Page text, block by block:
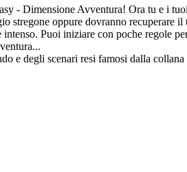
- Dimensione Avventura! Ora tu e i
oppure dovranno recuperare il
Puoi iniziare con poche regole
e degli scenari resi famosi dalla